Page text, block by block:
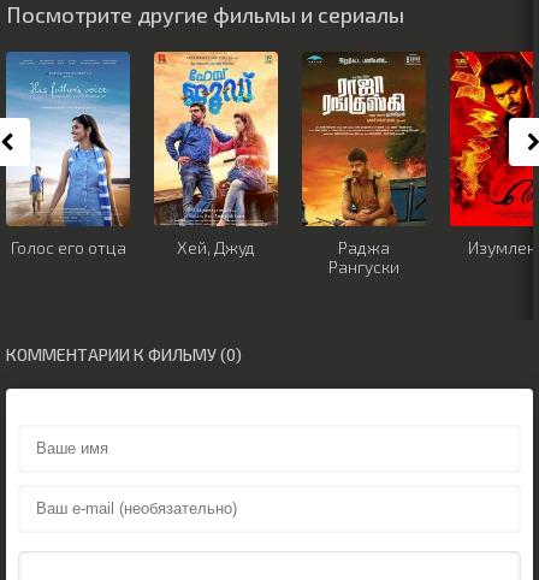
Посмотрите другие фильмы и сериалы
Голос его отца Хей, Джуд
Раджа
Рангуски
КОММЕНТАРИИ К ФИЛЬМУ (0)